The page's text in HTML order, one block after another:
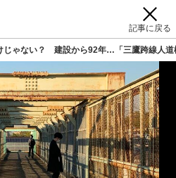
記事に戻る
じゃない？ 建設から92年…「三鷹跨線人道